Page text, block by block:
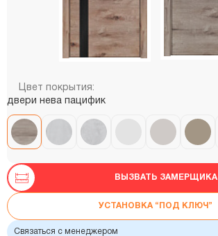
Цвет покрытия:
двери нева пацифик
ВЫЗВАТЬ ЗАМЕРЩИКА
УСТАНОВКА “ПОД КЛЮЧ”
Связаться с менеджером